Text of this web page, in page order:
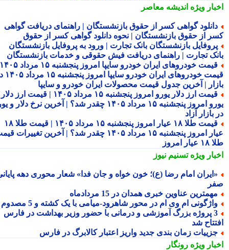
ویژهاندیشه معاصر
گواهی کسر از حقوق بازنشستگان | راهنمای دریافت گواهی
از حقوق بازنشستگان | نحوه دانلود گواهی کسر از حقوق
بازنشستگان بانک تجارت | ورود به پروفایل بازنشستگان
تجارت | راهنمای دریافت فیش حقوقی و خدمات بازنشستگان
قیمت خودروهای ایران خودرو سایپا امروز پنجشنبه ۱۵ مرداد ۱۴۰۵ |
قیمت خودروهای ایران خودرو سایپا امروز پنجشنبه ۱۵ مرداد ۱۴۰۵ در
| آخرین جدول قیمت محصولات ایران خودرو و سایپا
قیمت ارز دلار یورو امروز پنجشنبه ۱۵ مرداد ۱۴۰۵ | قیمت ارز دلار
یورو امروز پنجشنبه ۱۵ مرداد ۱۴۰۵ چقدر شد؟ | آخرین نرخ دلار و یورو
آزاد
قیمت طلا ۱۸ عیار امروز پنجشنبه ۱۵ مرداد ۱۴۰۵ | قیمت طلا ۱۸
عیار امروز پنجشنبه ۱۵ مرداد ۱۴۰۵ چقدر شد؟ | آخرین تغییرات قیمت
امروز
ویژهتسنیم نیوز
امام رضا (ع)؛ خون خواه و جان فدا» شعار محوری دهه پایانی
عناوین خبری همدان در 15 مردادماه
ام وی ام در محور شاهرود-میامی با یک کشته و 5 مصدوم
3 پروژه بزرگ آموزشی و درمانی با حضور وزیر بهداشت در فارس
شد
زمان بندی جدید واریز اعتبار کالابرگ در فارس
ویژهرونگار